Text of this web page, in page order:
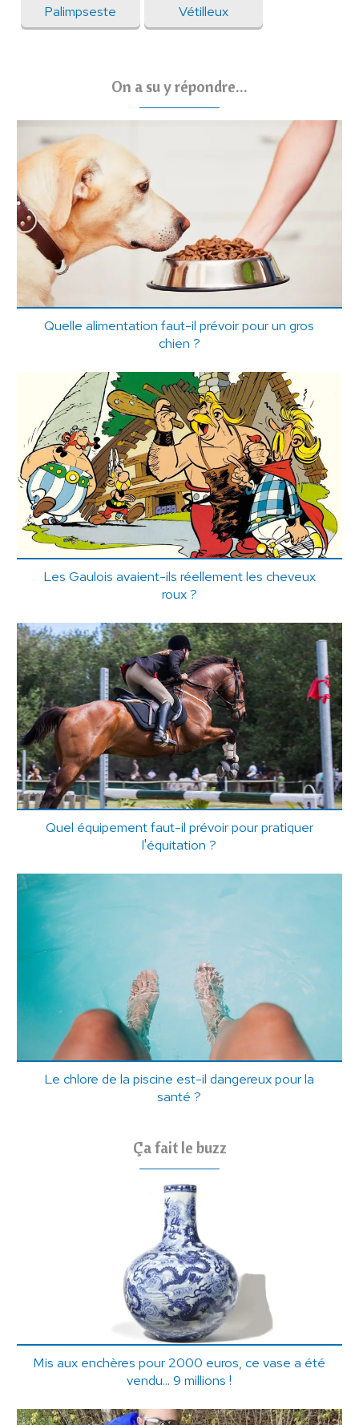
Palimpseste Vétilleux
On a su y répondre...
Quelle alimentation faut-il prévoir pour un gros
chien ?
Les Gaulois avaient-ils réellement les cheveux
roux ?
Quel équipement faut-il prévoir pour pratiquer
l'équitation ?
Le chlore de la piscine est-il dangereux pour la
santé ?
Ça fait le buzz
Mis aux enchères pour 2000 euros, ce vase a été
vendu... 9 millions !